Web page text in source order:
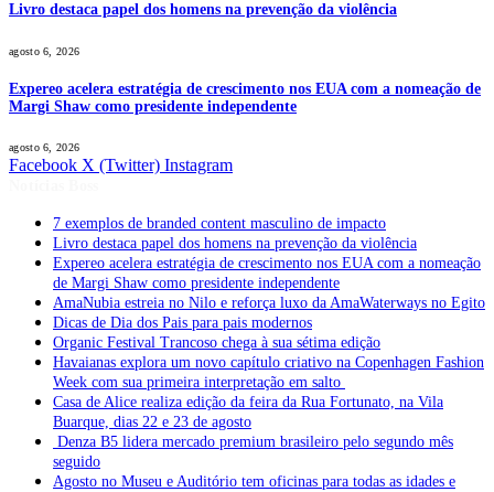
Livro destaca papel dos homens na prevenção da violência
agosto 6, 2026
Expereo acelera estratégia de crescimento nos EUA com a nomeação de
Margi Shaw como presidente independente
agosto 6, 2026
Facebook X (Twitter) Instagram
7 exemplos de branded content masculino de impacto
Livro destaca papel dos homens na prevenção da violência
Expereo acelera estratégia de crescimento nos EUA com a nomeação
de Margi Shaw como presidente independente
AmaNubia estreia no Nilo e reforça luxo da AmaWaterways no Egito
Dicas de Dia dos Pais para pais modernos
Organic Festival Trancoso chega à sua sétima edição
Havaianas explora um novo capítulo criativo na Copenhagen Fashion
Week com sua primeira interpretação em salto
Casa de Alice realiza edição da feira da Rua Fortunato, na Vila
Buarque, dias 22 e 23 de agosto
Denza B5 lidera mercado premium brasileiro pelo segundo mês
seguido
Agosto no Museu e Auditório tem oficinas para todas as idades e